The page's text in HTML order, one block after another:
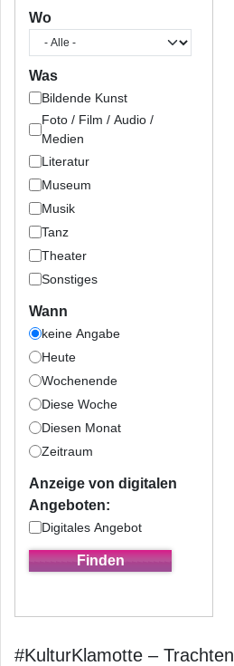
Wo
Was
Bildende Kunst
Foto / Film / Audio /
Medien
Literatur
Museum
Musik
Tanz
Theater
Sonstiges
Wann
keine Angabe
Heute
Wochenende
Diese Woche
Diesen Monat
Zeitraum
Anzeige von digitalen
Angeboten:
Digitales Angebot
#KulturKlamotte – Trachten